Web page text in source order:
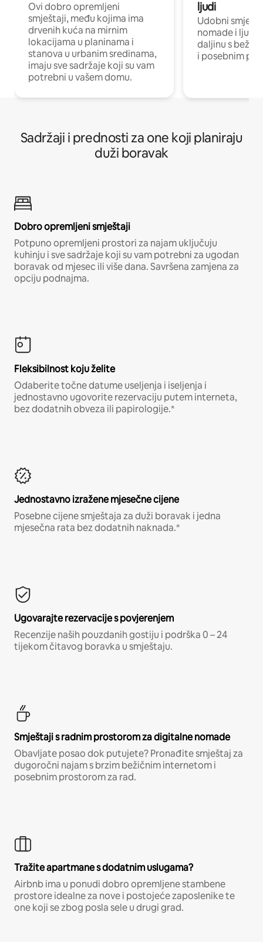
Ovi dobro opremljeni
smještaji, među kojima ima
drvenih kuća na mirnim
lokacijama u planinama i
stanova u urbanim sredinama,
imaju sve sadržaje koji su vam
potrebni u vašem domu.
ljudi
Udobni
nomade i ljude
daljinu s
i posebnim
Sadržaji i prednosti za one koji planiraju
duži boravak
Dobro opremljeni smještaji
Potpuno opremljeni prostori za najam uključuju
kuhinju i sve sadržaje koji su vam potrebni za ugodan
boravak od mjesec ili više dana. Savršena zamjena za
opciju podnajma.
Fleksibilnost koju želite
Odaberite točne datume useljenja i iseljenja i
jednostavno ugovorite rezervaciju putem interneta,
bez dodatnih obveza ili papirologije.*
Jednostavno izražene mjesečne cijene
Posebne cijene smještaja za duži boravak i jedna
mjesečna rata bez dodatnih naknada.*
Ugovarajte rezervacije s povjerenjem
Recenzije naših pouzdanih gostiju i podrška 0 – 24
tijekom čitavog boravka u smještaju.
Smještaji s radnim prostorom za digitalne nomade
Obavljate posao dok putujete? Pronađite smještaj za
dugoročni najam s brzim bežičnim internetom i
posebnim prostorom za rad.
Tražite apartmane s dodatnim uslugama?
Airbnb ima u ponudi dobro opremljene stambene
prostore idealne za nove i postojeće zaposlenike te
one koji se zbog posla sele u drugi grad.